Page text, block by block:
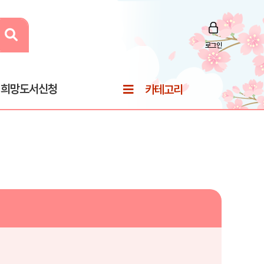
로그인
희망도서신청 카테고리